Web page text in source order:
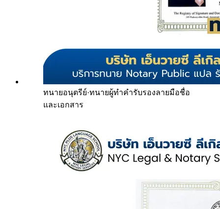
ทนายอนุตรีย์·ทนายผู้ทำคำรับรองลายมือชื่อ
และเอกสาร